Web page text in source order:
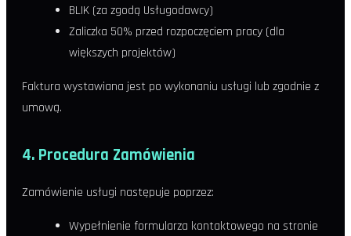
BLIK (za zgodą Usługodawcy)
Zaliczka 50% przed rozpoczęciem pracy (dla
większych projektów)
Faktura wystawiana jest po wykonaniu usługi lub zgodnie z
umową.
4. Procedura Zamówienia
Zamówienie usługi następuje poprzez:
Wypełnienie formularza kontaktowego na stronie